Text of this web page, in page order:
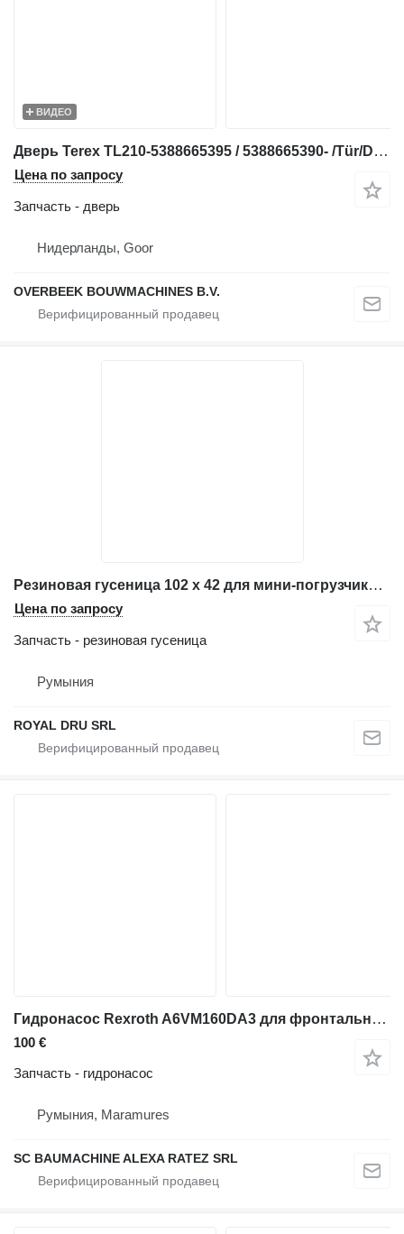
ВИДЕО
Дверь Terex TL210-5388665395 / 5388665390- /Tür/Deur для фронтального погрузчика
Цена по запросу
Запчасть - дверь
Нидерланды, Goor
OVERBEEK BOUWMACHINES B.V.
Резиновая гусеница 102 x 42 для мини-погрузчика гусеничного Terex PT50
Цена по запросу
Запчасть - резиновая гусеница
Румыния
ROYAL DRU SRL
Гидронасос Rexroth A6VM160DA3 для фронтального погрузчика Terex 260
100 €
Запчасть - гидронасос
Румыния, Maramures
SC BAUMACHINE ALEXA RATEZ SRL